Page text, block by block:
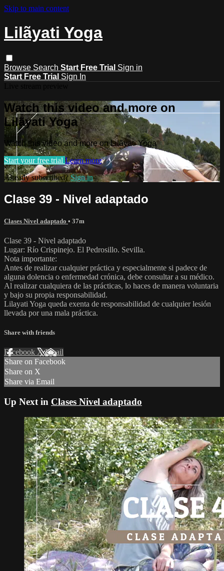
Skip to main content
Lilãyati Yoga
Browse Search Start Free Trial Sign in
Start Free Trial Sign In
Watch this video and more on
Lilãyati Yoga
Watch this video and more on Lilãyati Yoga
Start your free trial Learn more
Already subscribed?Sign in
Clase 39 - Nivel adaptado
Clases Nivel adaptado • 37m
Clase 39 - Nivel adaptado
Lugar: Río Crispinejo. El Pedrosillo. Sevilla.
Nota importante:
Antes de realizar cualquier práctica y especialmente si padece de
alguna dolencia o enfermedad crónica, debe consultar a su médico.
Al realizar cualquiera de las prácticas, lo haces de manera voluntaria
y bajo su propia responsabilidad.
Lilayati Yoga queda exenta de responsabilidad de cualquier lesión
llevada por una mala práctica.
Share with friends
Facebook XEmail
Share on Facebook
Share on X
Share via Email
Up Next in Clases Nivel adaptado